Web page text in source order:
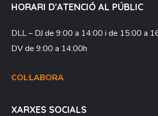
HORARI D'ATENCIÓ AL PÚBLIC
DLL – DJde 9:00 a 14:00 i de 15:00 a
DVde 9:00 a 14:00h
COL·LABORA
XARXES SOCIALS